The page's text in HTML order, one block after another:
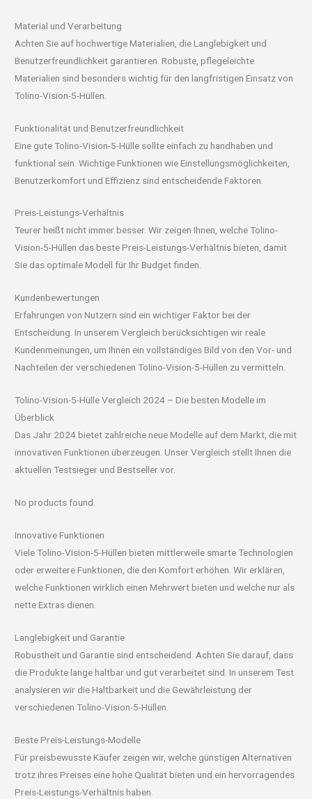
Material und Verarbeitung
Achten Sie auf hochwertige Materialien, die Langlebigkeit und
Benutzerfreundlichkeit garantieren. Robuste, pflegeleichte
Materialien sind besonders wichtig für den langfristigen Einsatz von
Tolino-Vision-5-Hüllen.
Funktionalität und Benutzerfreundlichkeit
Eine gute Tolino-Vision-5-Hülle sollte einfach zu handhaben und
funktional sein. Wichtige Funktionen wie Einstellungsmöglichkeiten,
Benutzerkomfort und Effizienz sind entscheidende Faktoren.
Preis-Leistungs-Verhältnis
Teurer heißt nicht immer besser. Wir zeigen Ihnen, welche Tolino-
Vision-5-Hüllen das beste Preis-Leistungs-Verhältnis bieten, damit
Sie das optimale Modell für Ihr Budget finden.
Kundenbewertungen
Erfahrungen von Nutzern sind ein wichtiger Faktor bei der
Entscheidung. In unserem Vergleich berücksichtigen wir reale
Kundenmeinungen, um Ihnen ein vollständiges Bild von den Vor- und
Nachteilen der verschiedenen Tolino-Vision-5-Hüllen zu vermitteln.
Tolino-Vision-5-Hülle Vergleich 2024 – Die besten Modelle im
Überblick
Das Jahr 2024 bietet zahlreiche neue Modelle auf dem Markt, die mit
innovativen Funktionen überzeugen. Unser Vergleich stellt Ihnen die
aktuellen Testsieger und Bestseller vor.
No products found.
Innovative Funktionen
Viele Tolino-Vision-5-Hüllen bieten mittlerweile smarte Technologien
oder erweitere Funktionen, die den Komfort erhöhen. Wir erklären,
welche Funktionen wirklich einen Mehrwert bieten und welche nur als
nette Extras dienen.
Langlebigkeit und Garantie
Robustheit und Garantie sind entscheidend. Achten Sie darauf, dass
die Produkte lange haltbar und gut verarbeitet sind. In unserem Test
analysieren wir die Haltbarkeit und die Gewährleistung der
verschiedenen Tolino-Vision-5-Hüllen.
Beste Preis-Leistungs-Modelle
Für preisbewusste Käufer zeigen wir, welche günstigen Alternativen
trotz ihres Preises eine hohe Qualität bieten und ein hervorragendes
Preis-Leistungs-Verhältnis haben.